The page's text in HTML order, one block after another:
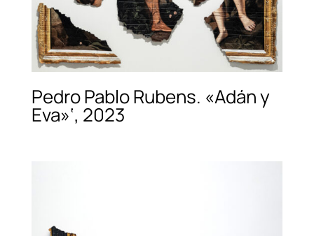
Pedro Pablo Rubens. «Adán y
Eva»‘, 2023